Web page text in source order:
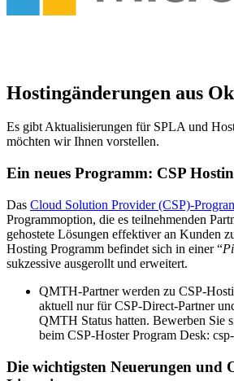
Hostingänderungen aus
Es gibt Aktualisierungen für SPLA und
möchten wir Ihnen vorstellen.
Ein neues Programm: CSP
Das Cloud Solution Provider (CSP)-
Programmoption, die es teilnehmenden
gehostete Lösungen effektiver an Kunden
Hosting Programm befindet sich in einer “
sukzessive ausgerollt und erweitert.
QMTH-Partner werden zu CSP-
aktuell nur für CSP-Direct-Partner
QMTH Status hatten. Bewerben Sie
beim CSP-Hoster Program Desk:
Die wichtigsten Neuerungen und